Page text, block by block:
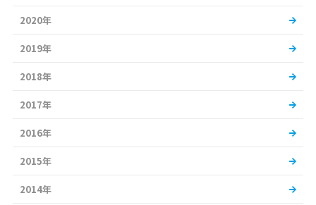
2020年
2019年
2018年
2017年
2016年
2015年
2014年